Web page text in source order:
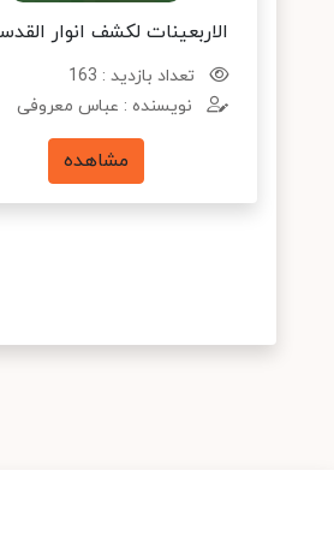
الاربعینات لکشف انوار
تعداد بازدید : 163
نویسنده : عباس معروفی
مشاهده